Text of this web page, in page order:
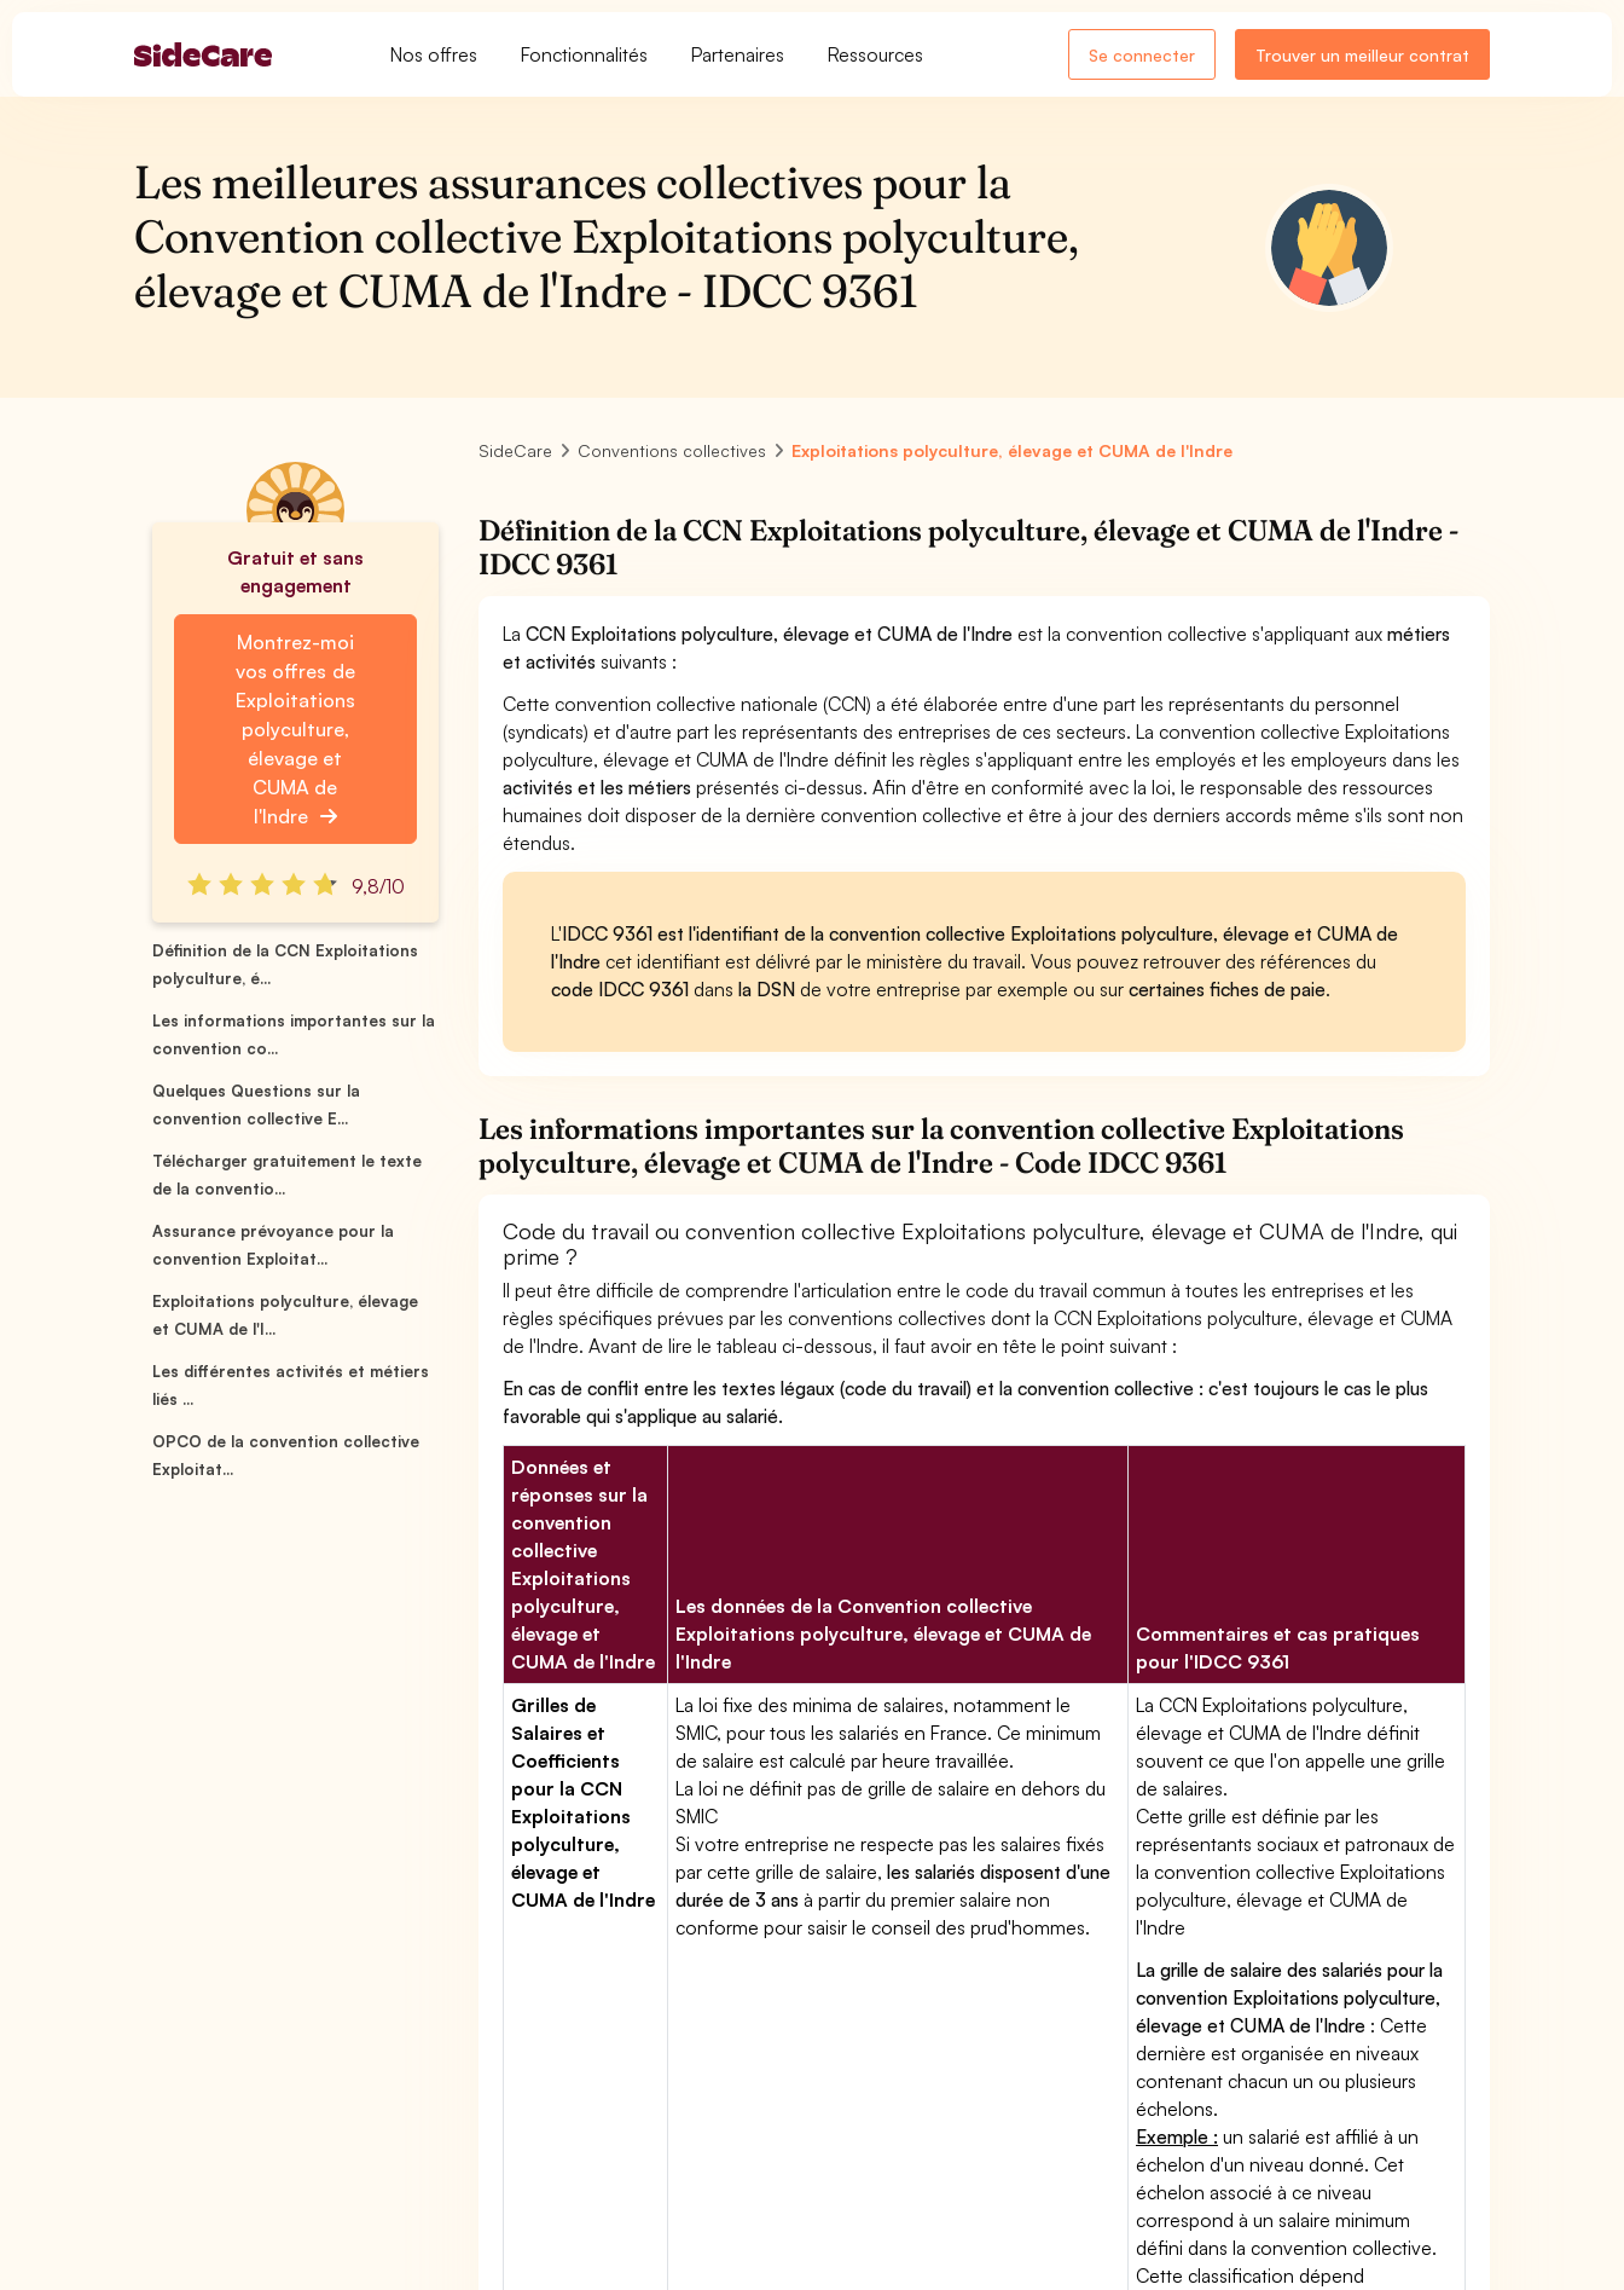
Nos offres Fonctionnalités Partenaires Ressources Se connecter Trouver un meilleur contrat
Les meilleures assurances collectives pour la
Convention collective Exploitations polyculture,
élevage et CUMA de l'Indre - IDCC 9361
Gratuit et sans
engagement
Montrez-moi
vos offres de
Exploitations
polyculture,
élevage et
CUMA de
l'Indre
9,8/10
Définition de la CCN Exploitations
polyculture, é...
Les informations importantes sur la
convention co...
Quelques Questions sur la
convention collective E...
Télécharger gratuitement le texte
de la conventio...
Assurance prévoyance pour la
convention Exploitat...
Exploitations polyculture, élevage
et CUMA de l'I...
Les différentes activités et métiers
liés ...
OPCO de la convention collective
Exploitat...
SideCare Conventions collectives Exploitations polyculture, élevage et CUMA de l'Indre
Définition de la CCN Exploitations polyculture, élevage et CUMA de l'Indre -
IDCC 9361
LaCCN Exploitations polyculture, élevage et CUMA de l'Indre est la convention collective s'appliquant auxmétiers
et activités suivants :
Cette convention collective nationale (CCN) a été élaborée entre d'une part les représentants du personnel
(syndicats) et d'autre part les représentants des entreprises de ces secteurs. La convention collective Exploitations
polyculture, élevage et CUMA de l'Indre définit les règles s'appliquant entre les employés et les employeurs dans les
activités et les métiers présentés ci-dessus. Afin d'être en conformité avec la loi, le responsable des ressources
humaines doit disposer de la dernière convention collective et être à jour des derniers accords même s'ils sont non
étendus.
L'IDCC 9361 est l'identifiant de la convention collective Exploitations polyculture, élevage et CUMA de
l'Indre cet identifiant est délivré par le ministère du travail. Vous pouvez retrouver des références du
code IDCC 9361 dansla DSN de votre entreprise par exemple ou surcertaines fiches de paie.
Les informations importantes sur la convention collective Exploitations
polyculture, élevage et CUMA de l'Indre - Code IDCC 9361
Code du travail ou convention collective Exploitations polyculture, élevage et CUMA de l'Indre, qui
prime ?
Il peut être difficile de comprendre l'articulation entre le code du travail commun à toutes les entreprises et les
règles spécifiques prévues par les conventions collectives dont la CCN Exploitations polyculture, élevage et CUMA
de l'Indre. Avant de lire le tableau ci-dessous, il faut avoir en tête le point suivant :
En cas de conflit entre les textes légaux (code du travail) et la convention collective : c'est toujours le cas le plus
favorable qui s'applique au salarié.
Données et
réponses sur la
convention
collective
Exploitations
polyculture,
élevage et
CUMA de l'Indre
Les données de la Convention collective
Exploitations polyculture, élevage et CUMA de
l'Indre
Commentaires et cas pratiques
pour l'IDCC 9361
Grilles de
Salaires et
Coefficients
pour la CCN
Exploitations
polyculture,
élevage et
CUMA de l'Indre
La loi fixe des minima de salaires, notamment le
SMIC, pour tous les salariés en France. Ce minimum
de salaire est calculé par heure travaillée.
La loi ne définit pas de grille de salaire en dehors du
SMIC
Si votre entreprise ne respecte pas les salaires fixés
par cette grille de salaire,les salariés disposent d'une
durée de 3 ans à partir du premier salaire non
conforme pour saisir le conseil des prud'hommes.
La CCN Exploitations polyculture,
élevage et CUMA de l'Indre définit
souvent ce que l'on appelle une grille
de salaires.
Cette grille est définie par les
représentants sociaux et patronaux de
la convention collective Exploitations
polyculture, élevage et CUMA de
l'Indre
La grille de salaire des salariés pour la
convention Exploitations polyculture,
élevage et CUMA de l'Indre : Cette
dernière est organisée en niveaux
contenant chacun un ou plusieurs
échelons.
Exemple : un salarié est affilié à un
échelon d'un niveau donné. Cet
échelon associé à ce niveau
correspond à un salaire minimum
défini dans la convention collective.
Cette classification dépend